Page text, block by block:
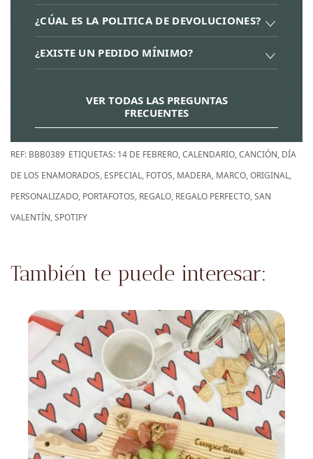
¿CÚAL ES LA POLITICA DE DEVOLUCIONES?
¿EXISTE UN PEDIDO MÍNIMO?
VER TODAS LAS PREGUNTAS
FRECUENTES
REF: BBB0389 ETIQUETAS: 14 DE FEBRERO,CALENDARIO,CANCIÓN, DÍA
DE LOS ENAMORADOS, ESPECIAL, FOTOS, MADERA, MARCO,ORIGINAL,
PERSONALIZADO, PORTAFOTOS, REGALO, REGALO PERFECTO,SAN
VALENTÍN,SPOTIFY
También te puede interesar: